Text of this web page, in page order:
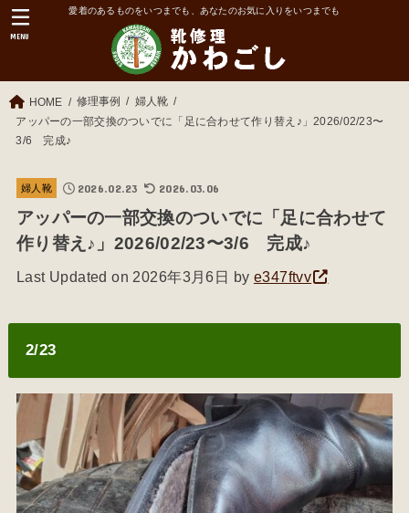
愛着のあるものをいつまでも、あなたのお気に入りをいつまでも
MENU
HOME 修理事例
婦人靴
アッパーの一部交換のついでに「足に合わせて作り替え♪」2026/02/23〜
3/6 完成♪
婦人靴 2026.02.23 2026.03.06
アッパーの一部交換のついでに「足に合わせて
作り替え♪」2026/02/23〜3/6 完成♪
Last Updated on 2026年3月6日 by e347ftvv
2/23